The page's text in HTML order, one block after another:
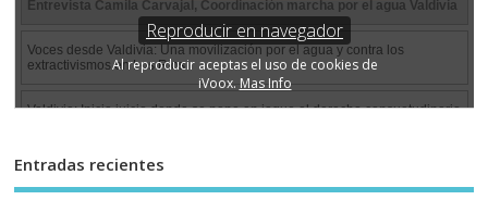
Entradas recientes